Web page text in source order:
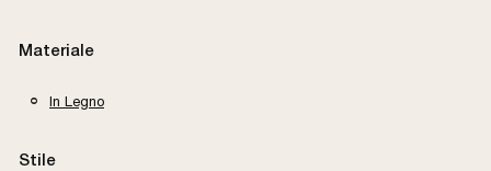
Materiale
In Legno
Stile